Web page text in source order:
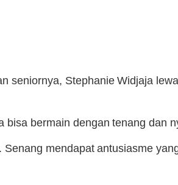
seniornya, Stephanie Widjaja
bisa bermain dengan tenang dan
mendapat antusiasme